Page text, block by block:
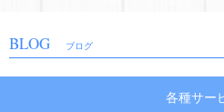
い者勝ちです。
商品の詳細はお気軽にお問い合わせ下さい。ご
①伊藤超短波 ボディセラプロ（EMS）/ 回転
BLOG ブログ
各種サー